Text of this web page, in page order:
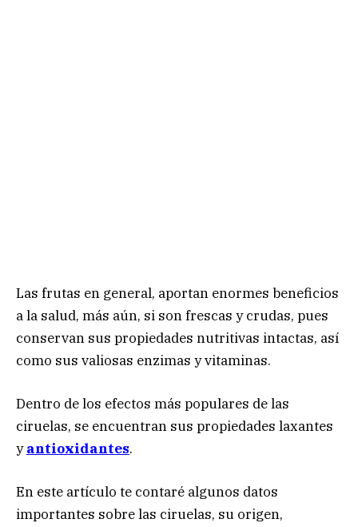
Las frutas en general, aportan enormes beneficios
a la salud, más aún, si son frescas y crudas, pues
conservan sus propiedades nutritivas intactas, así
como sus valiosas enzimas y vitaminas.
Dentro de los efectos más populares de las
ciruelas, se encuentran sus propiedades laxantes
yantioxidantes.
En este artículo te contaré algunos datos
importantes sobre las ciruelas, su origen,